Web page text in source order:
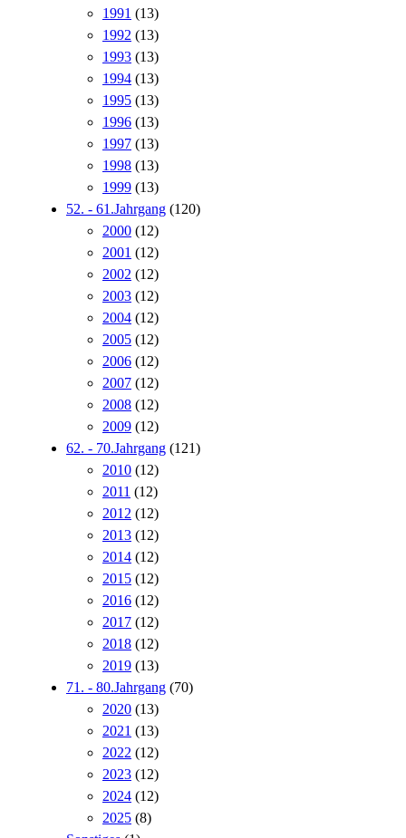
1991 (13)
1992 (13)
1993 (13)
1994 (13)
1995 (13)
1996 (13)
1997 (13)
1998 (13)
1999 (13)
52. - 61.Jahrgang (120)
2000 (12)
2001 (12)
2002 (12)
2003 (12)
2004 (12)
2005 (12)
2006 (12)
2007 (12)
2008 (12)
2009 (12)
62. - 70.Jahrgang (121)
2010 (12)
2011 (12)
2012 (12)
2013 (12)
2014 (12)
2015 (12)
2016 (12)
2017 (12)
2018 (12)
2019 (13)
71. - 80.Jahrgang (70)
2020 (13)
2021 (13)
2022 (12)
2023 (12)
2024 (12)
2025 (8)